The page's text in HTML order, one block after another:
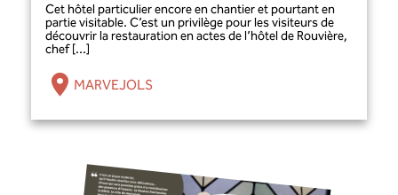
Cet hôtel particulier encore en chantier et pourtant en
partie visitable. C’est un privilège pour les visiteurs de
découvrir la restauration en actes de l’hôtel de Rouvière,
chef [...]
MARVEJOLS